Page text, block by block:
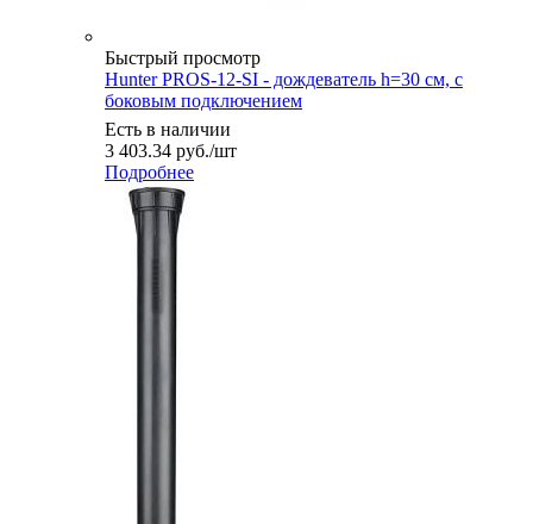
Быстрый просмотр
Hunter PROS-12-SI - дождеватель h=30 см, с
боковым подключением
Есть в наличии
3 403.34 руб./шт
Подробнее